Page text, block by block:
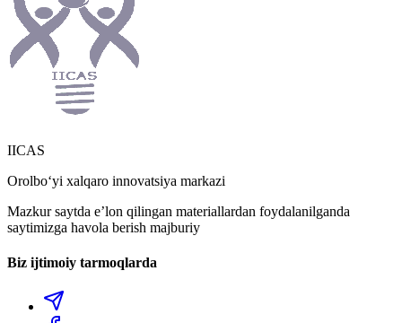
IICAS
Orolboʻyi xalqaro innovatsiya markazi
Mazkur saytda eʼlon qilingan materiallardan foydalanilganda
saytimizga havola berish majburiy
Biz ijtimoiy tarmoqlarda